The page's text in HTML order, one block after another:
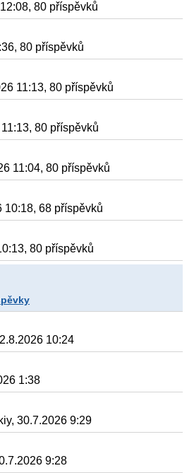
80 příspěvků
80 příspěvků
11:13, 80 příspěvků
80 příspěvků
11:04, 80 příspěvků
10:18, 68 příspěvků
80 příspěvků
10:24
1:38
30.7.2026 9:29
9:28